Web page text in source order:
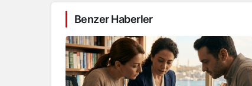
Benzer Haberler